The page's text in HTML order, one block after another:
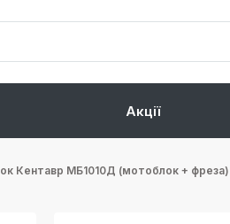
Акції
Кентавр МБ1010Д (мотоблок + фреза)